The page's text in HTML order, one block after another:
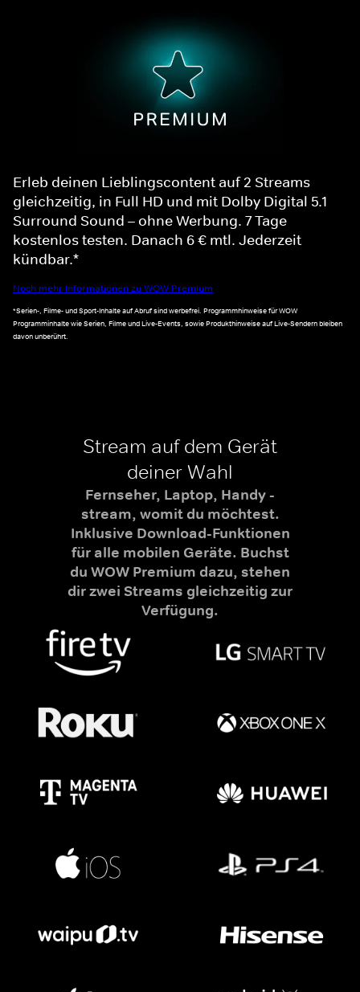
Erleb deinen Lieblingscontent auf 2 Streams
gleichzeitig, in Full HD und mit Dolby Digital 5.1
Surround Sound – ohne Werbung. 7 Tage
kostenlos testen. Danach 6 € mtl. Jederzeit
kündbar.*
Noch mehr Informationen zu WOW Premium
*Serien-, Filme- und Sport-Inhalte auf Abruf sind werbefrei. Programmhinweise für WOW
Programminhalte wie Serien, Filme und Live-Events, sowie Produkthinweise auf Live-Sendern bleiben
davon unberührt.
Stream auf dem Gerät
deiner Wahl
Fernseher, Laptop, Handy -
stream, womit du möchtest.
Inklusive Download-Funktionen
für alle mobilen Geräte. Buchst
du WOW Premium dazu, stehen
dir zwei Streams gleichzeitig zur
Verfügung.